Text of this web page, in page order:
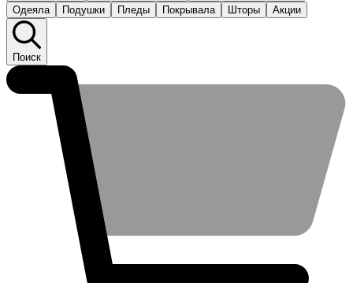
Одеяла
Подушки Пледы Покрывала Шторы Акции
Поиск